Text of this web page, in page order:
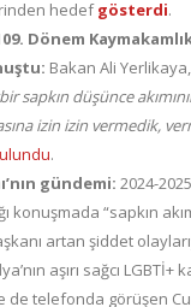
hedefgösterdi.
Dönem
Bakan Ali
sapkın düşünce
izin izin vermedik,
.
gündemi: 2024-
konuşmada “sapkın
artan şiddet
aşırı sağcı LGBTİ+
de telefonda görüşen